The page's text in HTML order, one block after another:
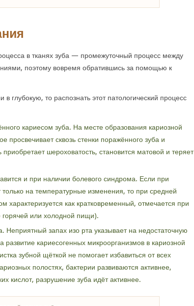
в тканях зуба — промежуточный процесс между
поэтому вовремя обратившись за помощью к
глубокую, то распознать этот патологический процесс
кариесом зуба. На месте образования кариозной
просвечивает сквозь стенки поражённого зуба и
шероховатость, становится матовой и теряет
и при наличии болевого синдрома. Если при
только на температурные изменения, то при средней
характеризуется как кратковременный, отмечается при
или холодной пищи).
Неприятный запах изо рта указывает на недостаточную
развитие кариесогенных микроорганизмов в кариозной
зубной щёткой не помогает избавиться от всех
полостях, бактерии развиваются активнее,
кислот, разрушение зуба идёт активнее.